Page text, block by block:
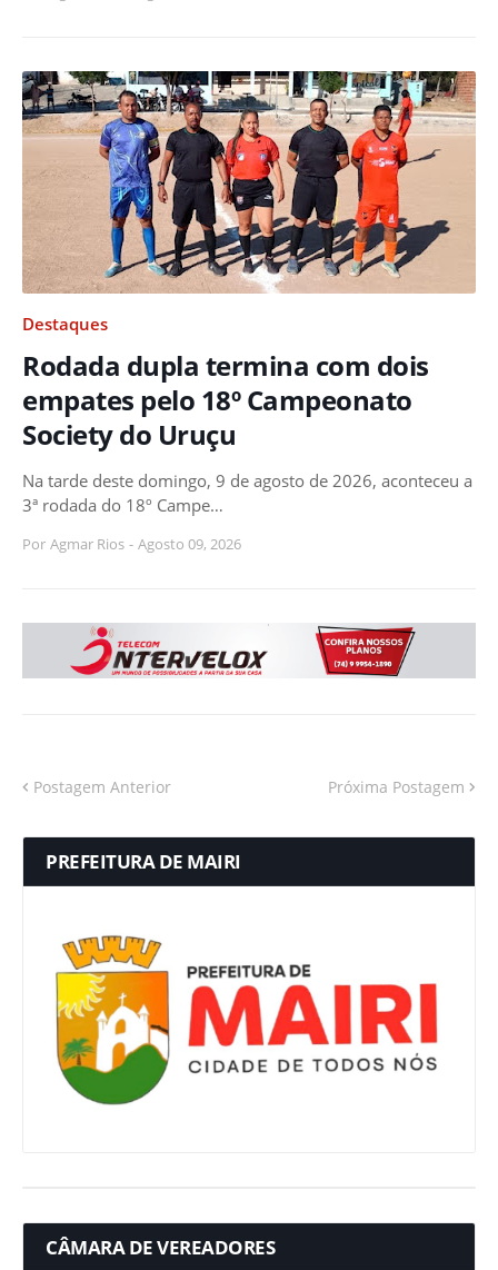
Destaques
Rodada dupla termina com dois
empates pelo 18º Campeonato
Society do Uruçu
Na tarde deste domingo, 9 de agosto de 2026, aconteceu a
3ª rodada do 18º Campe…
Por Agmar Rios - Agosto 09, 2026
Postagem Anterior Próxima Postagem
PREFEITURA DE MAIRI
CÂMARA DE VEREADORES